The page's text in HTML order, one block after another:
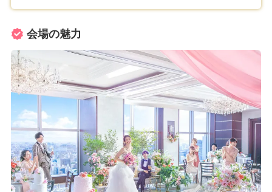
会場の魅力